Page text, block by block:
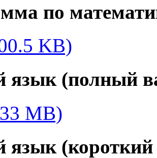
по
KB)
язык (полный
MB)
язык